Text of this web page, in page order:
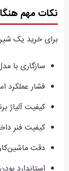
نکات مهم
برای خرید یک شیر
سازگاری با
فشار عملکرد
کیفیت آلیاژ
کیفیت فنر
دقت